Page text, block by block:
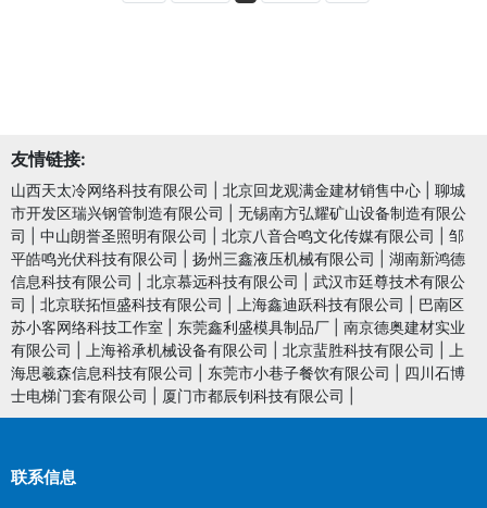
友情链接:
山西天太冷网络科技有限公司 北京回龙观满金建材销售中心
聊城
市开发区瑞兴钢管制造有限公司
无锡南方弘耀矿山设备制造有限公
司
中山朗誉圣照明有限公司 北京八音合鸣文化传媒有限公司
邹
平皓鸣光伏科技有限公司
扬州三鑫液压机械有限公司
湖南新鸿德
信息科技有限公司
北京慕远科技有限公司
武汉市廷尊技术有限公
司
北京联拓恒盛科技有限公司 上海鑫迪跃科技有限公司
巴南区
苏小客网络科技工作室
东莞鑫利盛模具制品厂
南京德奥建材实业
有限公司
上海裕承机械设备有限公司 北京蜚胜科技有限公司
上
海思羲森信息科技有限公司
东莞市小巷子餐饮有限公司
四川石博
士电梯门套有限公司
厦门市都辰钊科技有限公司
联系信息